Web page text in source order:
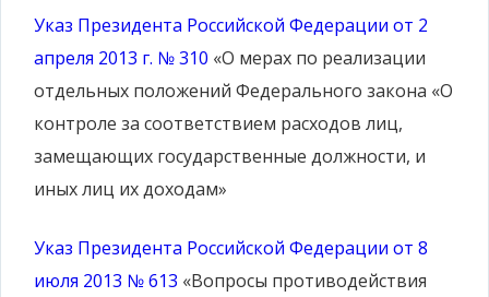
Указ Президента Российской Федерации от 2
апреля 2013 г. № 310 «О мерах по реализации
отдельных положений Федерального закона «О
контроле за соответствием расходов лиц,
замещающих государственные должности, и
иных лиц их доходам»
Указ Президента Российской Федерации от 8
июля 2013 № 613 «Вопросы противодействия